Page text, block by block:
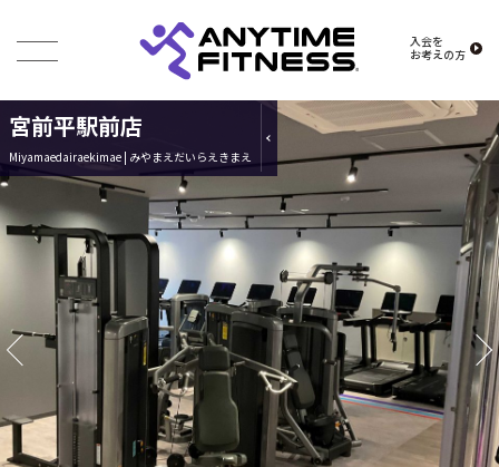
入会を
お考えの方
宮前平駅前店
Miyamaedairaekimae | みやまえだいらえきまえ